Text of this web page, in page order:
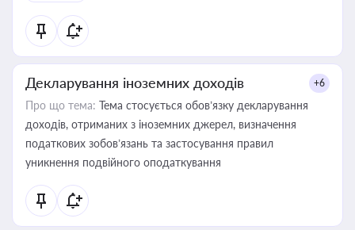
Декларування іноземних доходів +6
Про що тема: Тема стосується обов’язку декларування
доходів, отриманих з іноземних джерел, визначення
податкових зобов’язань та застосування правил
уникнення подвійного оподаткування